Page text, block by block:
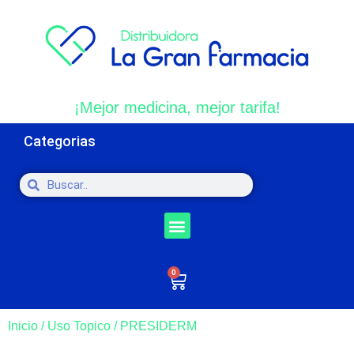
¡Mejor medicina, mejor tarifa!
Categorias
0
Inicio / Uso Topico / PRESIDERM